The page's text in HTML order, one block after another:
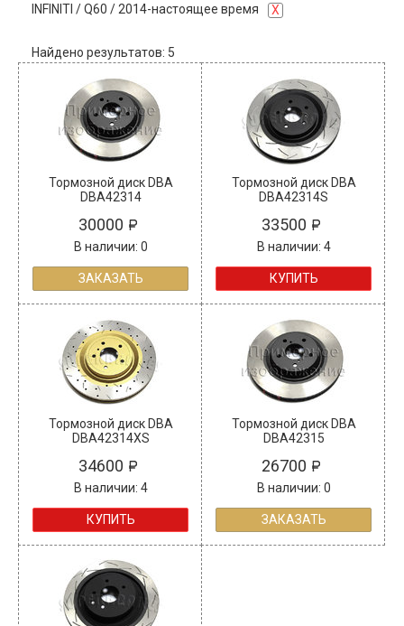
INFINITI /Q60 / 2014-настоящее время X
Найдено результатов: 5
Тормозной диск DBA
DBA42314
30000
В наличии: 0
ЗАКАЗАТЬ
Тормозной диск DBA
DBA42314S
33500
В наличии: 4
КУПИТЬ
Тормозной диск DBA
DBA42314XS
34600
В наличии: 4
КУПИТЬ
Тормозной диск DBA
DBA42315
26700
В наличии: 0
ЗАКАЗАТЬ